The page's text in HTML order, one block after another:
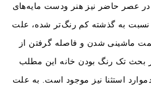
در عصر حاضر نیز هنر ودست مایه‌های
نسبت به گذشته کم رنگ‌تر شده، علت
ماشینی شدن و فاصله گرفتن از
بحث تک رنگ بودن خانه این مطلب
استثنا نیز موجود است. به علت